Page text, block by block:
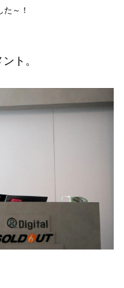
～！
ト。